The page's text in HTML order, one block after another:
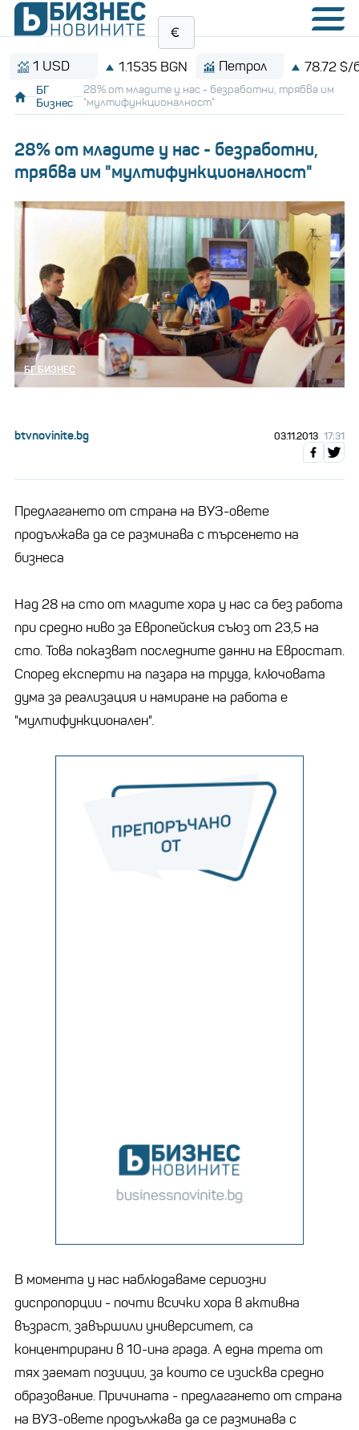
USD 1.1535 BGN Петрол 78.72 $/барел
БГ
Бизнес
28% от младите у нас - безработни, трябва им
"мултифункционалност"
28% от младите у нас - безработни,
трябва им "мултифункционалност"
БГ БИЗНЕС
btvnovinite.bg 03.11.2013 17:31
Предлагането от страна на ВУЗ-овете
продължава да се разминава с търсенето на
бизнеса
Над 28 на сто от младите хора у нас са без работа
при средно ниво за Европейския съюз от 23,5 на
сто. Това показват последните данни на Евростат.
Според експерти на пазара на труда, ключовата
дума за реализация и намиране на работа е
"мултифункционален".
В момента у нас наблюдаваме сериозни
диспропорции - почти всички хора в активна
възраст, завършили университет, са
концентрирани в 10-ина града. А една трета от
тях заемат позиции, за които се изисква средно
образование. Причината - предлагането от страна
на ВУЗ-овете продължава да се разминава с